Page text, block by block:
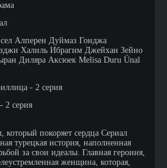
Алперен Дуймаз Гонджа
Халиль Ибрагим Джейхан Зейно
Диляра Аксюек Melisa Duru Ünal
- 2 серия
2 серия
который покоряет сердца Сериал
турецкая история, наполненная
за свои идеалы. Главная героиня,
женщина, которая,